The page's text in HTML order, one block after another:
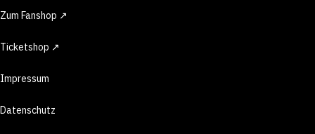
Zum Fanshop ↗
Ticketshop ↗
Impressum
Datenschutz